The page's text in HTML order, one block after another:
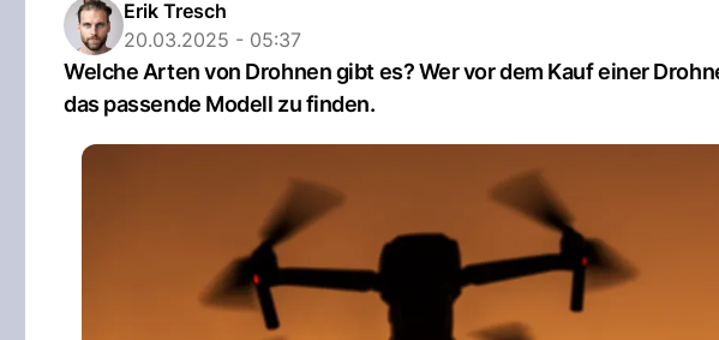
Erik Tresch
20.03.2025 - 05:37
Welche Arten von Drohnen gibt es? Wer vor dem Kauf einer
das passende Modell zu finden.